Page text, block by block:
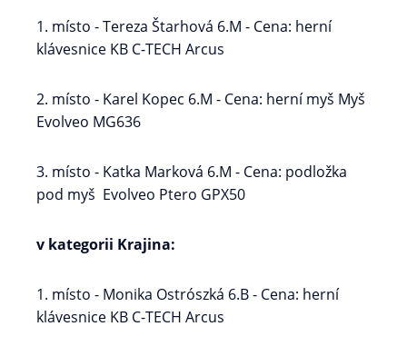
1. místo - Tereza Štarhová 6.M - Cena: herní
klávesnice KB C-TECH Arcus
2. místo - Karel Kopec 6.M - Cena: herní myš Myš
Evolveo MG636
3. místo - Katka Marková 6.M - Cena: podložka
pod myš Evolveo Ptero GPX50
v kategorii Krajina:
1. místo - Monika Ostrószká 6.B - Cena: herní
klávesnice KB C-TECH Arcus